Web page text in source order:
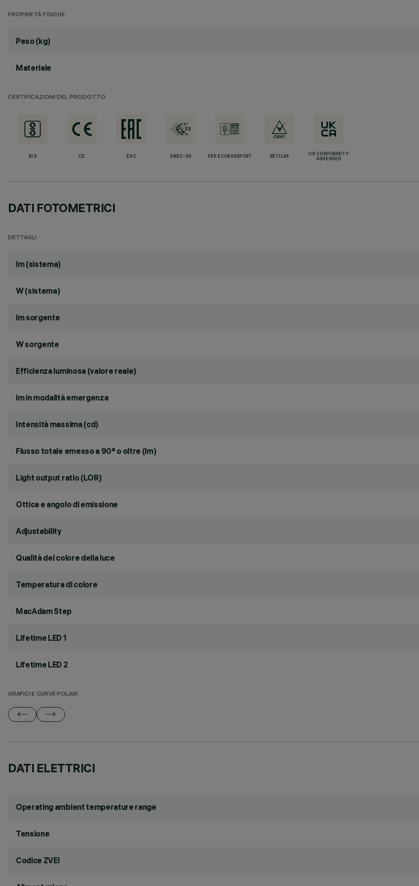
PROPRIETÀ FISICHE
Peso (kg)
Materiale
CERTIFICAZIONI DEL PRODOTTO
BIS CE EAC ENEC-03 PEP ECOPASSPORT RETILAP
UK CONFORMITY
ASSESSED
DATI FOTOMETRICI
DETTAGLI
lm (sistema)
W (sistema)
lm sorgente
W sorgente
Efficienza luminosa (valore reale)
lm in modalità emergenza
Intensità massima (cd)
Flusso totale emesso a 90° o oltre (lm)
Light output ratio (LOR)
Ottica e angolo di emissione
Adjustability
Qualità del colore della luce
Temperatura di colore
MacAdam Step
Lifetime LED 1
Lifetime LED 2
GRAFICI E CURVE POLARI
DATI ELETTRICI
Operating ambient temperature range
Tensione
Codice ZVEI